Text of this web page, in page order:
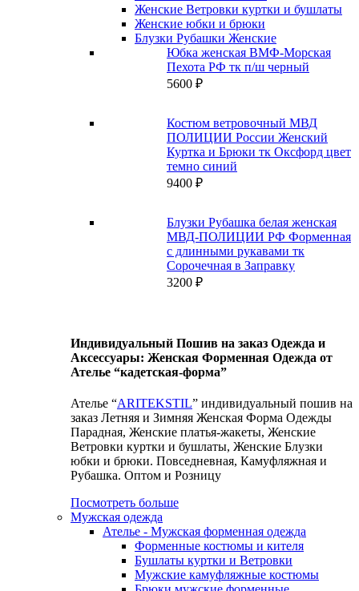
Женские Ветровки куртки и бушлаты
Женские юбки и брюки
Блузки Рубашки Женские
Юбка женская ВМФ-Морская
Пехота РФ тк п/ш черный
5600 ₽
Костюм ветровочный МВД
ПОЛИЦИИ России Женский
Куртка и Брюки тк Оксфорд цвет
темно синий
9400 ₽
Блузки Рубашка белая женская
МВД-ПОЛИЦИИ РФ Форменная
с длинными рукавами тк
Сорочечная в Заправку
3200 ₽
Индивидуальный Пошив на заказ Одежда и
Аксессуары: Женская Форменная Одежда от
Ателье “кадетская-форма”
Ателье “ARITEKSTIL” индивидуальный пошив на
заказ Летняя и Зимняя Женская Форма Одежды
Парадная, Женские платья-жакеты, Женские
Ветровки куртки и бушлаты, Женские Блузки
юбки и брюки. Повседневная, Камуфляжная и
Рубашка. Оптом и Розницу
Посмотреть больше
Мужская одежда
Ателье - Мужская форменная одежда
Форменные костюмы и кителя
Бушлаты куртки и Ветровки
Мужские камуфляжные костюмы